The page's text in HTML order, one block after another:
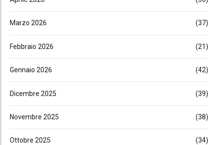
Marzo 2026 (37)
Febbraio 2026 (21)
Gennaio 2026 (42)
Dicembre 2025 (39)
Novembre 2025 (38)
Ottobre 2025 (34)